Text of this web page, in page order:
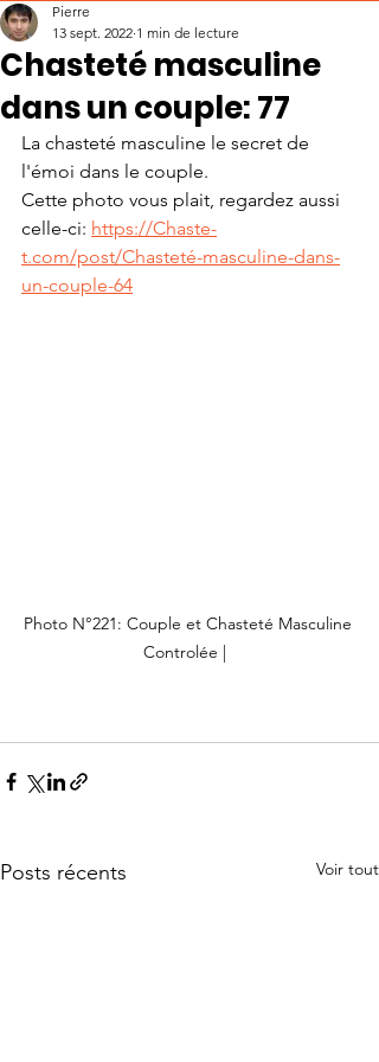
Chasteté masculine
dans un couple: 77
Pierre
13 sept. 2022 1 min de lecture
La chasteté masculine le secret de
l'émoi dans le couple.
Cette photo vous plait, regardez aussi
celle-ci: https://Chaste-
t.com/post/Chasteté-masculine-dans-
un-couple-64
Photo N°221: Couple et Chasteté Masculine
Controlée |
Posts récents Voir tout